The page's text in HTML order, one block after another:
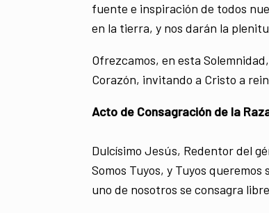
fuente e inspiración de todos
en la tierra, y nos darán la
Ofrezcamos, en esta
Corazón, invitando a Cristo a
Acto de Consagración de la
Dulcísimo Jesús, Redentor del
Somos Tuyos, y Tuyos
uno de nosotros se consagra